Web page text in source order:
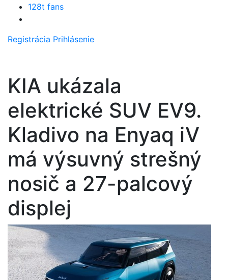
128t fans
Registrácia Prihlásenie
KIA ukázala
elektrické SUV EV9.
Kladivo na Enyaq iV
má výsuvný strešný
nosič a 27-palcový
displej